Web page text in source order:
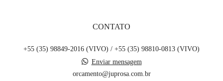
CONTATO
+55 (35) 98849-2016 (VIVO) / +55 (35) 98810-0813 (VIVO)
Enviar mensagem
orcamento@juprosa.com.br